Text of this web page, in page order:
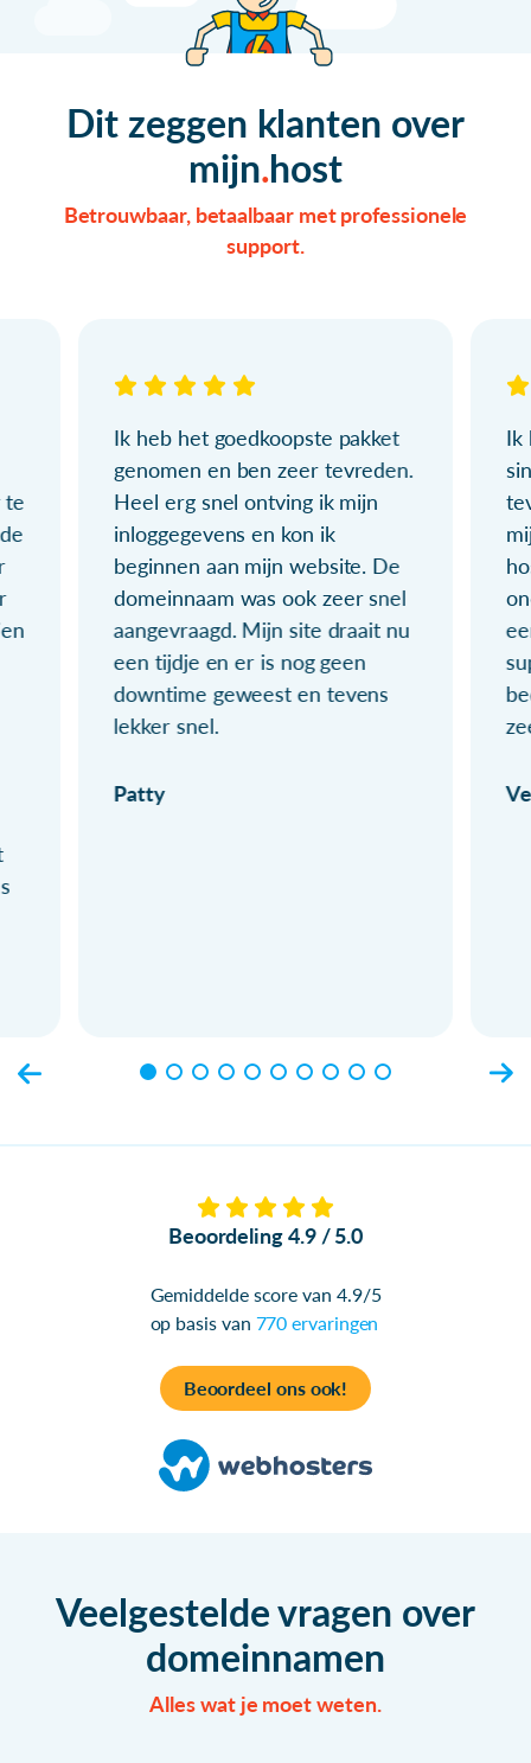
Dit zeggen klanten over
mijn host
Betrouwbaar, betaalbaar met professionele
support.
te
Ik heb het goedkoopste pakket
genomen en ben zeer tevreden.
Heel erg snel ontving ik mijn
inloggegevens en kon ik
beginnen aan mijn website. De
domeinnaam was ook zeer snel
aangevraagd. Mijn site draait nu
een tijdje en er is nog geen
downtime geweest en tevens
lekker snel.
Patty
Ik
Beoordeling 4.9 / 5.0
Gemiddelde score van 4.9/5
op basis van 770 ervaringen
Beoordeel ons ook!
Veelgestelde vragen over
domeinnamen
Alles wat je moet weten.